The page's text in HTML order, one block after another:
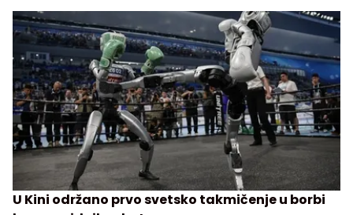
U Kini održano prvo svetsko takmičenje u borbi